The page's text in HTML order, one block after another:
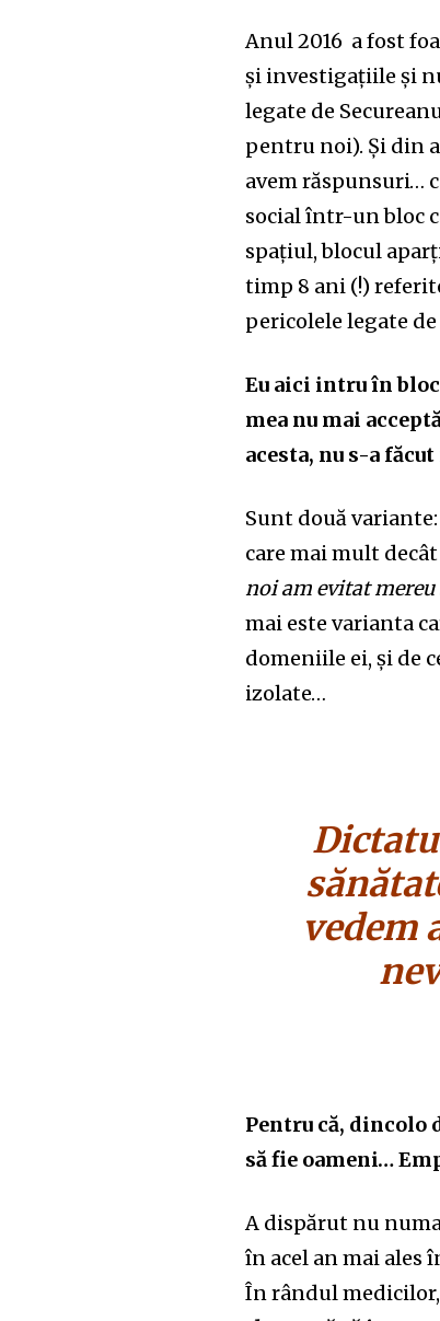
Anul 2016 a fost
și investigațiile și
legate de
pentru noi). Și din
avem răspunsuri…
social într-un bloc
spațiul, blocul
timp 8 ani (!)
pericolele legate
Eu aici intru în
mea nu mai
acesta, nu s-a
Sunt două
care mai mult
noi am evitat mereu
mai este varianta
domeniile ei, și de
izolate…
vedem
Pentru că, dincolo
să fie oameni…
A dispărut nu
în acel an mai ales
În rândul